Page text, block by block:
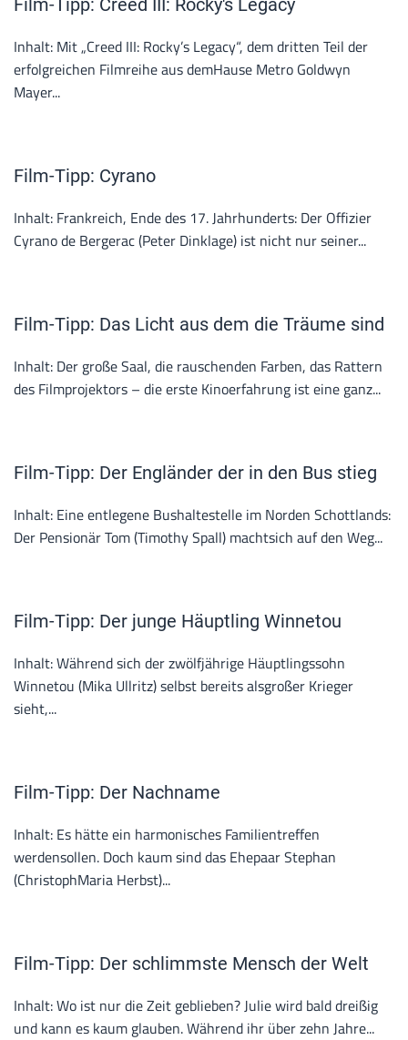
Film-Tipp: Creed III: Rocky's Legacy
Inhalt: Mit „Creed III: Rocky’s Legacy“, dem dritten Teil der
erfolgreichen Filmreihe aus demHause Metro Goldwyn
Mayer...
Film-Tipp: Cyrano
Inhalt: Frankreich, Ende des 17. Jahrhunderts: Der Offizier
Cyrano de Bergerac (Peter Dinklage) ist nicht nur seiner...
Film-Tipp: Das Licht aus dem die Träume sind
Inhalt: Der große Saal, die rauschenden Farben, das Rattern
des Filmprojektors – die erste Kinoerfahrung ist eine ganz...
Film-Tipp: Der Engländer der in den Bus stieg
Inhalt: Eine entlegene Bushaltestelle im Norden Schottlands:
Der Pensionär Tom (Timothy Spall) machtsich auf den Weg...
Film-Tipp: Der junge Häuptling Winnetou
Inhalt: Während sich der zwölfjährige Häuptlingssohn
Winnetou (Mika Ullritz) selbst bereits alsgroßer Krieger
sieht,...
Film-Tipp: Der Nachname
Inhalt: Es hätte ein harmonisches Familientreffen
werdensollen. Doch kaum sind das Ehepaar Stephan
(ChristophMaria Herbst)...
Film-Tipp: Der schlimmste Mensch der Welt
Inhalt: Wo ist nur die Zeit geblieben? Julie wird bald dreißig
und kann es kaum glauben. Während ihr über zehn Jahre...